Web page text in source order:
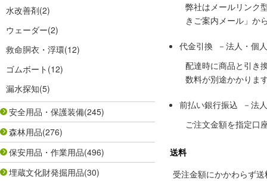
水改善剤(2)
ウェーダー(2)
救命胴衣・浮環(12)
ゴムボート (12)
漏水探知(5)
安全用品・保護装備(245)
森林用品(276)
保安用品・作業用品(496)
埋蔵文化財発掘用品(30)
弊社はメールリンク
きご案内メール」か
代金引換 －法人・個
配達時に商品と引き
数料が別途かかりま
前払い銀行振込 －法
ご注文金額を指定口
送料
受注金額にかかわらず